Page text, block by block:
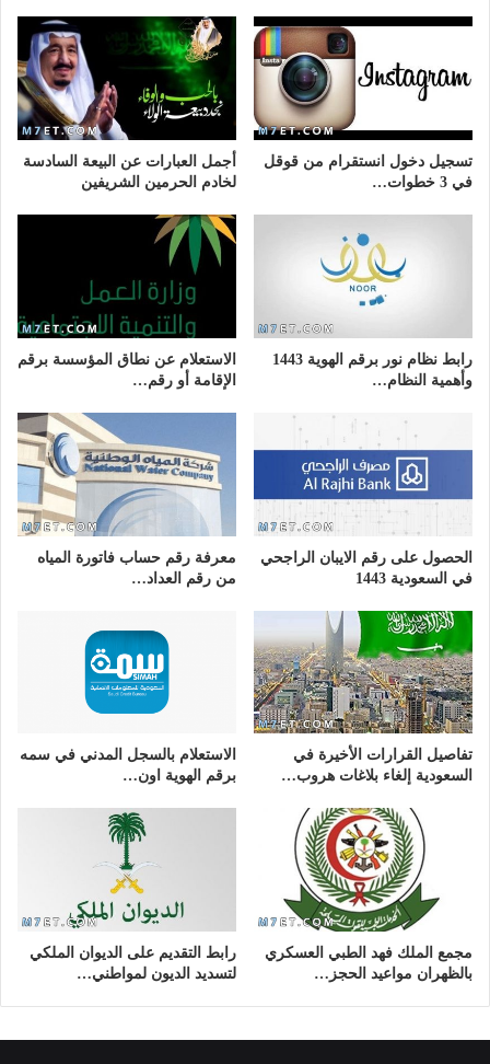
تسجيل دخول انستقرام من قوقل
في 3 خطوات…
أجمل العبارات عن البيعة السادسة
لخادم الحرمين الشريفين
رابط نظام نور برقم الهوية 1443
وأهمية النظام…
الاستعلام عن نطاق المؤسسة برقم
الإقامة أو رقم…
الحصول على رقم الايبان الراجحي
في السعودية 1443
معرفة رقم حساب فاتورة المياه
من رقم العداد…
تفاصيل القرارات الأخيرة في
السعودية إلغاء بلاغات هروب…
الاستعلام بالسجل المدني في سمه
برقم الهوية اون…
مجمع الملك فهد الطبي العسكري
بالظهران مواعيد الحجز…
رابط التقديم على الديوان الملكي
لتسديد الديون لمواطني…